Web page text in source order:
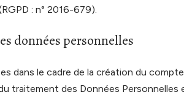
: n° 2016-679).
données personnelles
dans le cadre de la création du
traitement des Données